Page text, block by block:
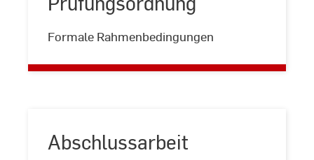
Formale Rahmenbedingungen
Abschlussarbeit